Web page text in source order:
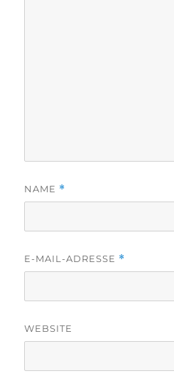
NAME *
E-MAIL-ADRESSE *
WEBSITE